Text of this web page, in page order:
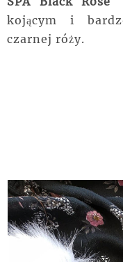
kojącym i
czarnej róży.